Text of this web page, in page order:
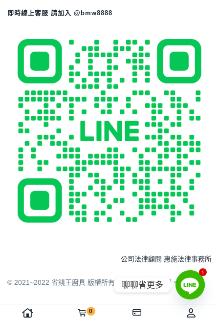
0
即時線上客服 請加入 @bmw8888
© 2021~2022 省錢王廚具 版權所有 請勿任意下載引用。
公司法律顧問 惠施法律事務所
1
聊聊省更多